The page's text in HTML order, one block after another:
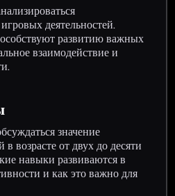
деятельностей.
развитию важных
взаимодействие и
значение
возрасте от двух до десяти
навыки развиваются в
и как это важно для